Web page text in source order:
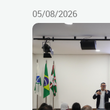
05/08/2026